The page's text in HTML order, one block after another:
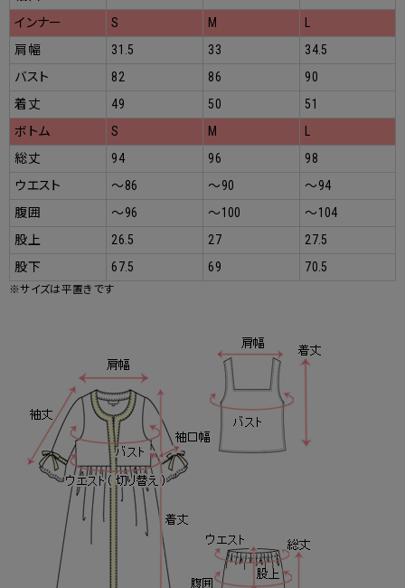
インナー
S M
肩幅
31.5 33
34.5
バスト
82 86
90
着丈
49 50
51
ボトム
S M
総丈
94 96
98
ウエスト
～86 ～90
～94
腹囲
～96 ～100
～104
股上
26.5 27
27.5
股下
67.5 69 70.5
※サイズは平置きです